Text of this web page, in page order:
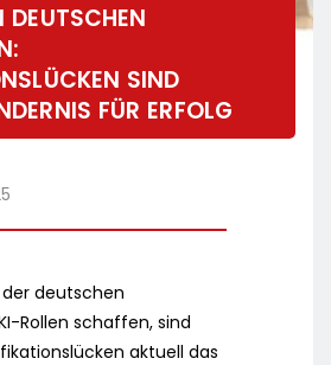
SIND
FÜR ERFOLG
deutschen
Rollen schaffen, sind
aktuell das